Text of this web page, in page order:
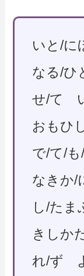
いと/に
なる/ひ
せ/て
おもひ
で/て/
なきか/
し/た
きしか
れ/ず